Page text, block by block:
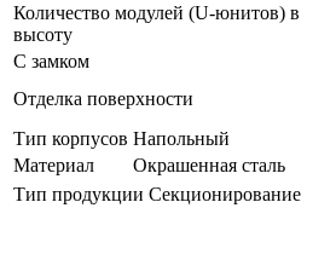
Количество модулей (U-юнитов) в
высоту
С замком
Отделка поверхности
Тип корпусов Напольный
Материал
Окрашенная сталь
Тип продукции Секционирование